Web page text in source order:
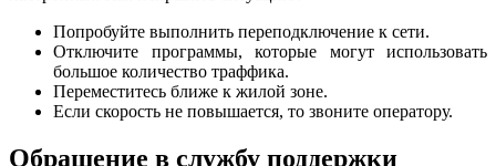
Попробуйте выполнить переподключение к сети.
Отключите программы, которые могут использовать
большое количество траффика.
Переместитесь ближе к жилой зоне.
Если скорость не повышается, то звоните оператору.
Обращение в службу поддержки